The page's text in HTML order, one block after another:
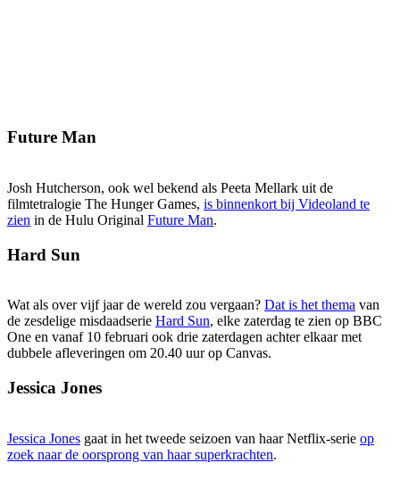
Future Man
Josh Hutcherson, ook wel bekend als Peeta Mellark uit de
filmtetralogie The Hunger Games, is binnenkort bij Videoland te
zien in de Hulu Original Future Man.
Hard Sun
Wat als over vijf jaar de wereld zou vergaan? Dat is het thema van
de zesdelige misdaadserie Hard Sun, elke zaterdag te zien op BBC
One en vanaf 10 februari ook drie zaterdagen achter elkaar met
dubbele afleveringen om 20.40 uur op Canvas.
Jessica Jones
Jessica Jones gaat in het tweede seizoen van haar Netflix-serie op
zoek naar de oorsprong van haar superkrachten.